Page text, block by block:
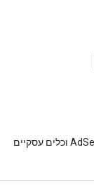
המקור הרשמי למידע בעברית אודות AdSense ,AdWords וכלים עסקיים